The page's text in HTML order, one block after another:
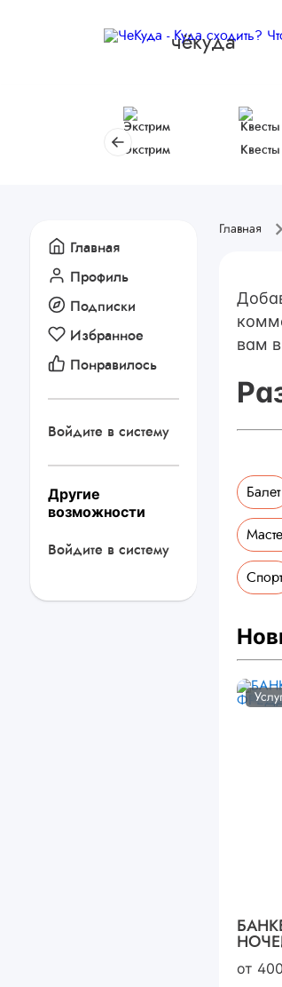
чёкуда
Экстрим Квесты
Главная
Профиль
Подписки
Избранное
Понравилось
Войдите в систему
Другие
возможности
Войдите в систему
Главная
вам
Балет
Спорт
от